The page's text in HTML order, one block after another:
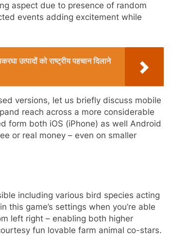
aspect due to presence of random
events adding excitement while
उत्पादों को राष्ट्रीय पहचान दिलाने
versions, let us briefly discuss mobile
reach across a more considerable
form both iOS (iPhone) as well Android
or real money – even on smaller
including various bird species acting
game’s settings when you’re able
left right – enabling both higher
fun lovable farm animal co-stars.